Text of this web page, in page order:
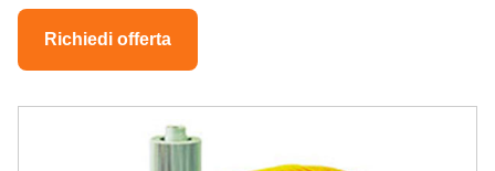
Richiedi offerta